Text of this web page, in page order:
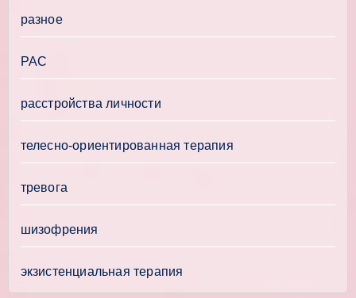
разное
РАС
расстройства личности
телесно-ориентированная терапия
тревога
шизофрения
экзистенциальная терапия